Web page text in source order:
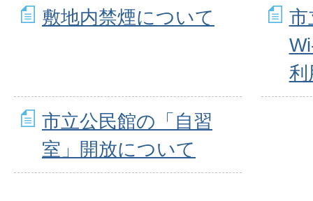
敷地内禁煙について
市
利
市立公民館の「自習
室」開放について